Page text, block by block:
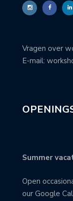
Vragen over
E-mail:
Summer
Open
our Google